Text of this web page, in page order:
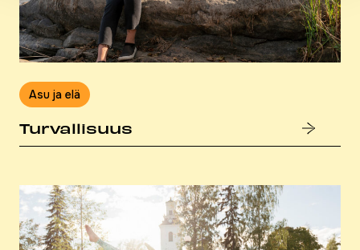
Asu ja elä
Tur­val­li­suus